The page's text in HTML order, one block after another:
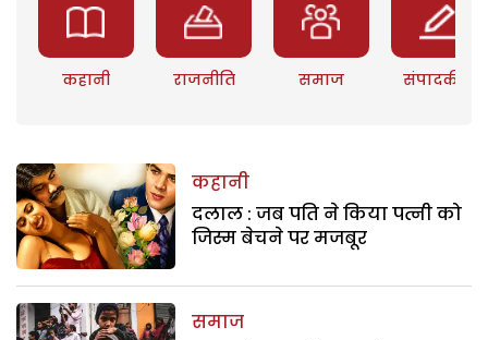
कहानी राजनीति समाज संपादकीय
कहानी
दलाल : जब पति ने किया पत्नी को
जिस्म बेचने पर मजबूर
समाज